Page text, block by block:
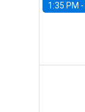
1:35 PM -